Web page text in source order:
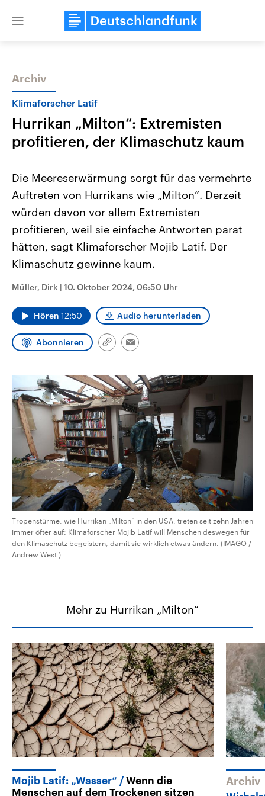
Close
Themen
Landtagswahl Sachsen-Anhalt
2026
Alle Informationen
Sachsen-Anhalt wählt am 6.
September 2026 einen neuen
Landtag. Seit 2021 wird das
Bundesland von einer Koalition aus
CDU, SPD und FDP regiert.-
Umfragen, Prognosen,
Wahlprogramme, aktuelle Berichte
und Kandidaten der anstehenden
Wahl.
USA
Aktuelle Beiträge,
Hintergründe
Wirtschaftlich und
gehören die Vereinigten
den mächtigsten Ländern
Archiv
Klimaforscher Latif
Hurrikan „Milton“: Extremisten
profitieren, der Klimaschutz kaum
Die Meereserwärmung sorgt für das vermehrte
Auftreten von Hurrikans wie „Milton“. Derzeit
würden davon vor allem Extremisten
profitieren, weil sie einfache Antworten parat
hätten, sagt Klimaforscher Mojib Latif. Der
Klimaschutz gewinne kaum.
Müller, Dirk | 10. Oktober 2024, 06:50 Uhr
Hören 12:50 Audio herunterladen
Abonnieren
Link
Email
Tropenstürme, wie Hurrikan „Milton“ in den USA, treten seit zehn Jahren
immer öfter auf: Klimaforscher Mojib Latif will Menschen deswegen für
den Klimaschutz begeistern, damit sie wirklich etwas ändern. (IMAGO /
Andrew West )
Mehr zu Hurrikan „Milton“
Mojib Latif: „Wasser“
Wenn die
Menschen auf dem Trockenen sitzen
Archiv